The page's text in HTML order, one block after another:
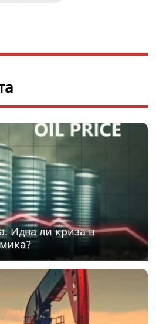
Идва ли криза в